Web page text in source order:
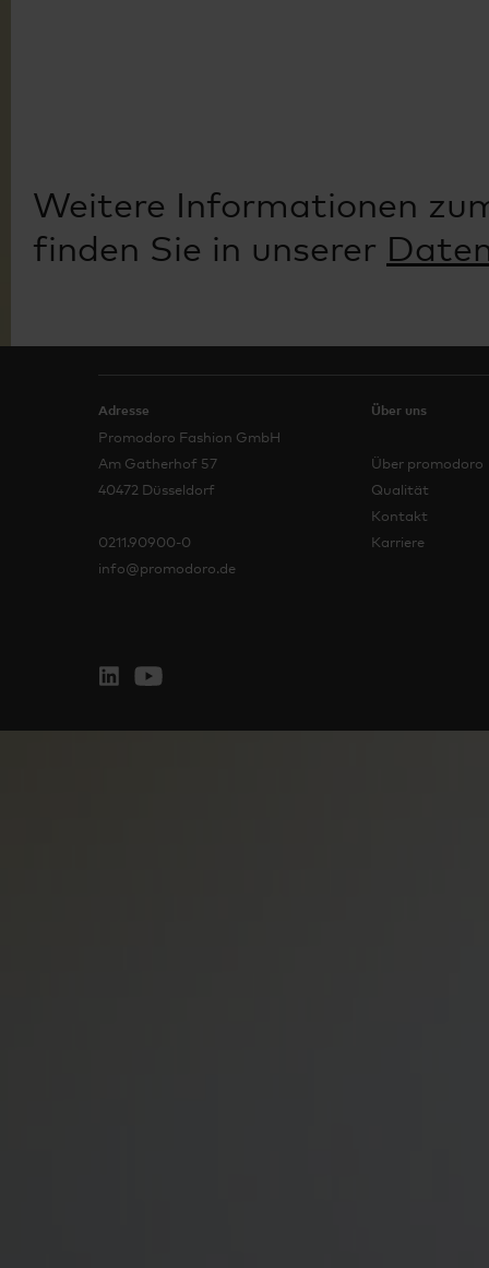
Weitere Informationen
finden Sie in unserer
Adresse
Promodoro Fashion GmbH
Am Gatherhof 57
40472 Düsseldorf
0211.90900-0
info@promodoro.de
Über uns
Über promodoro
Qualität
Kontakt
Karriere